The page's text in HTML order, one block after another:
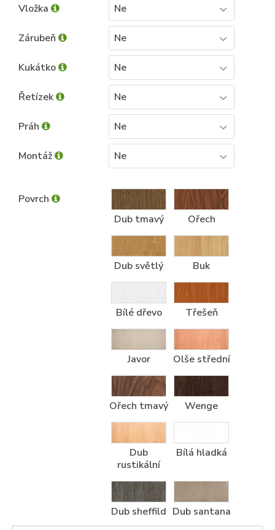
Vložka Ne
Zárubeň Ne
Kukátko Ne
Řetízek Ne
Práh Ne
Montáž Ne
Povrch
Dub tmavý
Ořech
Dub světlý Buk
Bílé dřevo Třešeň
Javor Olše střední
Ořech tmavý Wenge
Dub
rustikální
Bílá hladká
Dub sheffild Dub santana